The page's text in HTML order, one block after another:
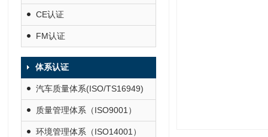
CE认证
FM认证
体系认证
汽车质量体系(ISO/TS16949)
质量管理体系（ISO9001）
环境管理体系（ISO14001）